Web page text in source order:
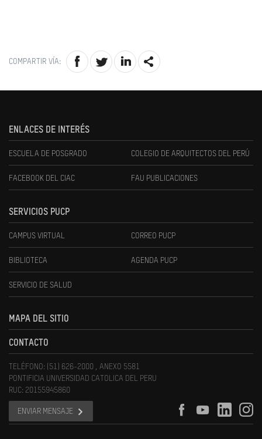
COMPARTIR VÍA:
ENLACES DE INTERÉS
ESCUELA DE POSGRADO COLEGIO DE ARQUITECTOS DEL PERÚ
FACEBOOK DEL CIAC FAU PUBLICACIONES
SERVICIOS PUCP
CAMPUS VIRTUAL CORREO PUCP
BIBLIOTECA AGENDA PUCP
SERVICIO DE SALUD
MAPA DEL SITIO
CONTACTO
TELÉFONO: (51) 626-2000 , ANEXO 5581
PONTIFICIA UNIVERSIDAD CATOLICA DEL PERU
RUC: 20155945860
ENVIAR MENSAJE